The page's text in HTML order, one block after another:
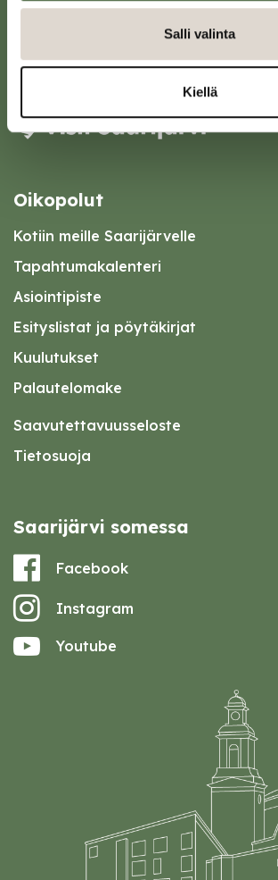
Salli valinta
Kiellä
Karttapalvelu
Oikopolut
Kotiin meille Saarijärvelle
Tapahtumakalenteri
Asiointipiste
Esityslistat ja pöytäkirjat
Kuulutukset
Palautelomake
Saavutettavuusseloste
Tietosuoja
Saarijärvi somessa
Facebook
Instagram
Youtube